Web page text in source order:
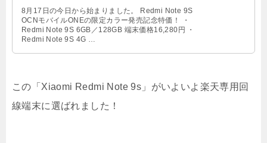
8月17日の今日から始まりました。 Redmi Note 9S
OCNモバイルONEの限定カラー発売記念特価！ ・
Redmi Note 9S 6GB／128GB 端末価格16,280円 ・
Redmi Note 9S 4G …
この「Xiaomi Redmi Note 9s」がいよいよ楽天専用回
線端末に選ばれました！